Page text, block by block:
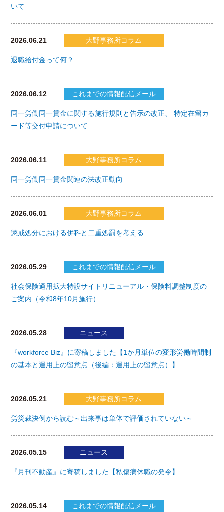
いて
2026.06.21 大野事務所コラム
退職給付金って何？
2026.06.12 これまでの情報配信メール
同一労働同一賃金に関する施行規則と告示の改正、 特定在留カ
ード等交付申請について
2026.06.11 大野事務所コラム
同一労働同一賃金関連の法改正動向
2026.06.01 大野事務所コラム
懲戒処分における併科と二重処罰を考える
2026.05.29 これまでの情報配信メール
社会保険適用拡大特設サイトリニューアル・保険料調整制度の
ご案内（令和8年10月施行）
2026.05.28 ニュース
『workforce Biz』に寄稿しました【1か月単位の変形労働時間制
の基本と運用上の留意点（後編：運用上の留意点）】
2026.05.21 大野事務所コラム
労災裁決例から読む～出来事は単体で評価されていない～
2026.05.15 ニュース
『月刊不動産』に寄稿しました【私傷病休職の発令】
2026.05.14 これまでの情報配信メール